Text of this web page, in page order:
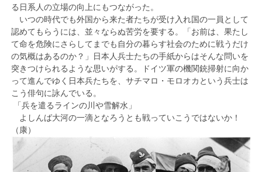
る日系人の立場の向上にもつながった。
いつの時代でも外国から来た者たちが受け入れ国の一員として
認めてもらうには、並々ならぬ苦労を要する。「お前は、果たし
て命を危険にさらしてまでも自分の暮らす社会のために戦うだけ
の気概はあるのか？」日本人兵士たちの手紙からはそんな問いを
突きつけられるような思いがする。ドイツ軍の機関銃掃射に向か
って進んでゆく日本兵たちを、サチマロ・モロオカという兵士は
こう俳句に詠んでいる。
「兵を遣るラインの川や雪解水」
よしんば大河の一滴となろうとも戦っていこうではないか！
（康）